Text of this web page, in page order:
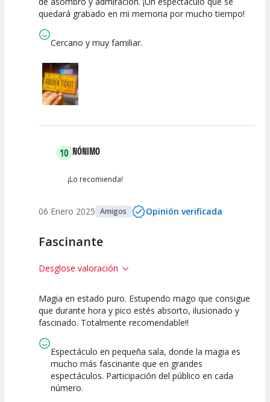
quedará grabado en mi memoria por mucho tiempo!
Cercano y muy familiar.
10ANÓNIMO
¡Lo recomienda!
06 Enero 2025 Amigos Opinión verificada
Fascinante
Desglose valoración
10
Calidad del
10
Puesta en
10
Interpretación
Magia en estado puro. Estupendo mago que consigue
que durante hora y pico estés absorto, ilusionado y
fascinado. Totalmente recomendable!!
Espectáculo en pequeña sala, donde la magia es
mucho más fascinante que en grandes
espectáculos. Participación del público en cada
número.